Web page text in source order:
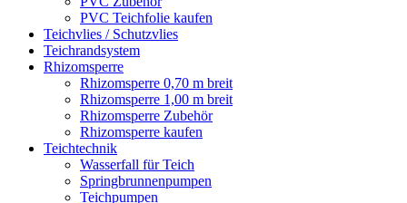
PVC Teichfolie kaufen
Teichvlies / Schutzvlies
Teichrandsystem
Rhizomsperre
Rhizomsperre 0,70 m breit
Rhizomsperre 1,00 m breit
Rhizomsperre Zubehör
Rhizomsperre kaufen
Teichtechnik
Wasserfall für Teich
Springbrunnenpumpen
Teichpumpen